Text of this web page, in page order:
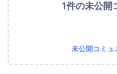
1件の未公開
未公開コミュ